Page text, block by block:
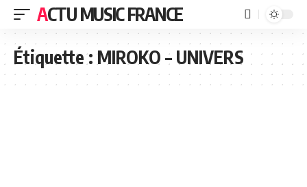
ACTU MUSIC FRANCE
Étiquette :MIROKO – UNIVERS